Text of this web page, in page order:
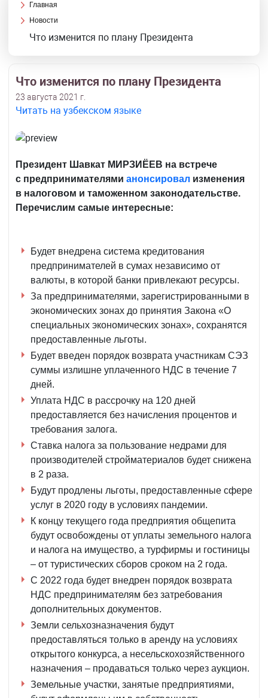
Главная
Новости
Что изменится по плану Президента
Что изменится по плану Президента
23 августа 2021 г.
Читать на узбекском языке
Президент Шавкат МИРЗИЁЕВ на встрече
с предпринимателями анонсировал изменения
в налоговом и таможенном законодательстве.
Перечислим самые интересные:
Будет внедрена система кредитования
предпринимателей в сумах независимо от
валюты, в которой банки привлекают ресурсы.
За предпринимателями, зарегистрированными в
экономических зонах до принятия Закона «О
специальных экономических зонах», сохранятся
предоставленные льготы.
Будет введен порядок возврата участникам СЭЗ
суммы излишне уплаченного НДС в течение 7
дней.
Уплата НДС в рассрочку на 120 дней
предоставляется без начисления процентов и
требования залога.
Ставка налога за пользование недрами для
производителей стройматериалов будет снижена
в 2 раза.
Будут продлены льготы, предоставленные сфере
услуг в 2020 году в условиях пандемии.
К концу текущего года предприятия общепита
будут освобождены от уплаты земельного налога
и налога на имущество, а турфирмы и гостиницы
– от туристических сборов сроком на 2 года.
С 2022 года будет внедрен порядок возврата
НДС предпринимателям без затребования
дополнительных документов.
Земли сельхозназначения будут
предоставляться только в аренду на условиях
открытого конкурса, а несельскохозяйственного
назначения – продаваться только через аукцион.
Земельные участки, занятые предприятиями,